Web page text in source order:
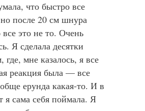
что быстро все
после 20 см шнура
это не то. Очень
Я сделала десятки
мне казалось, я все
реакция была — все
ерунда какая-то. И в
я сама себя поймала. Я